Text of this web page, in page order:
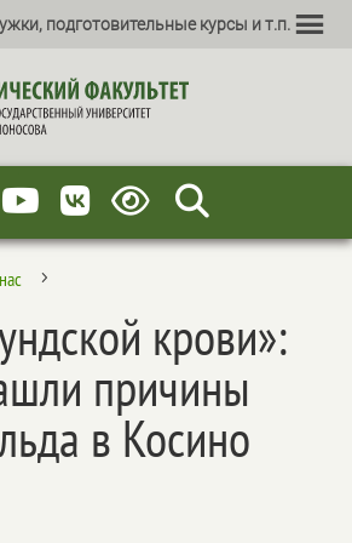
подготовительные курсы и т.п.
5
крови»:
причины
в Косино